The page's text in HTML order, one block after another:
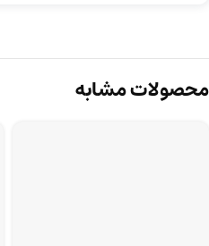
محصولات مشابه